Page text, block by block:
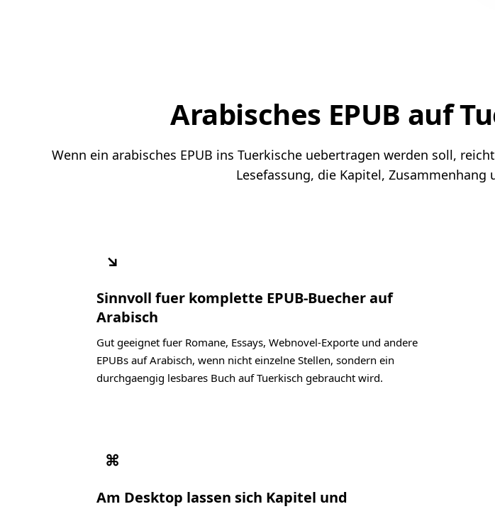
Arabisches EPUB auf
Wenn ein arabisches EPUB ins Tuerkische uebertragen werden soll,
Lesefassung, die Kapitel,
↘
Sinnvoll fuer komplette EPUB-Buecher auf
Arabisch
Gut geeignet fuer Romane, Essays, Webnovel-Exporte und andere
EPUBs auf Arabisch, wenn nicht einzelne Stellen, sondern ein
durchgaengig lesbares Buch auf Tuerkisch gebraucht wird.
⌘
Am Desktop lassen sich Kapitel und